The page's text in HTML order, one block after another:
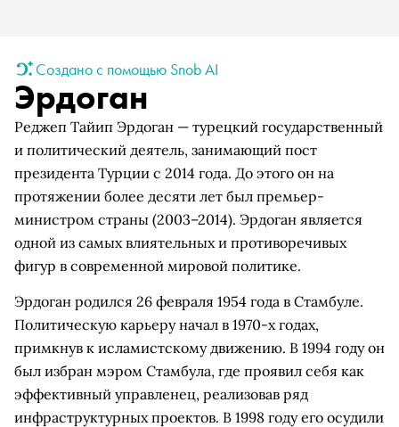
Создано с помощью Snob AI
Эрдоган
Реджеп Тайип Эрдоган — турецкий государственный
и политический деятель, занимающий пост
президента Турции с 2014 года. До этого он на
протяжении более десяти лет был премьер-
министром страны (2003–2014). Эрдоган является
одной из самых влиятельных и противоречивых
фигур в современной мировой политике.
Эрдоган родился 26 февраля 1954 года в Стамбуле.
Политическую карьеру начал в 1970-х годах,
примкнув к исламистскому движению. В 1994 году он
был избран мэром Стамбула, где проявил себя как
эффективный управленец, реализовав ряд
инфраструктурных проектов. В 1998 году его осудили